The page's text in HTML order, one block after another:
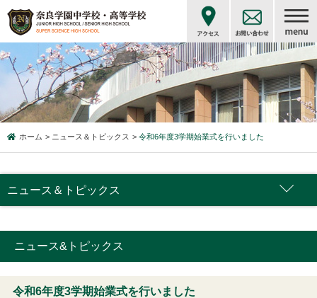
ホーム ニュース＆トピックス 令和6年度3学期始業式を行いました
ニュース＆トピックス
ニュース&トピックス
令和6年度3学期始業式を行いました